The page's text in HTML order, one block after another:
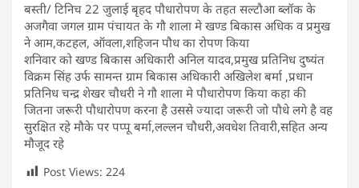
बस्ती/ टिनिच 22 जुलाई बृहद पौधारोपण के तहत सल्टौआ ब्लॉक के
अजगैवा जगल ग्राम पंचायत के गौ शाला मे खण्ड बिकास अधिक व प्रमुख
ने आम,कटहल, ऑवला,शहिजन पौध का रोपण किया
शनिवार को खण्ड बिकास अधिकारी अनिल यादव,प्रमुख प्रतिनिध दुष्यंत
विक्रम सिंह उर्फ सामन्त ग्राम बिकास अधिकारी अखिलेश बर्मा ,प्रधान
प्रतिनिध चन्द्र शेखर चौधरी ने गौ शाला मे पौधारोपण किया कहा की
जितना जरूरी पौधारोपण करना है उससे ज्यादा जरूरी जो पौधे लगे है वह
सुरक्षित रहे मौके पर पप्पू बर्मा,लल्लन चौधरी,अवधेश तिवारी,सहित अन्य
मौजूद रहे
Post Views: 224